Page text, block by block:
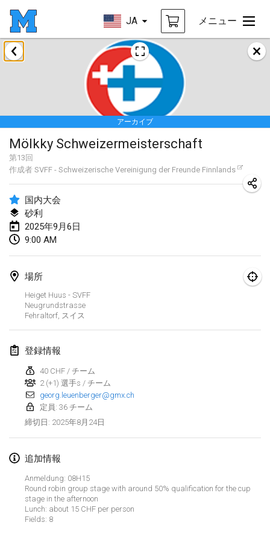
JA メニュー
リストを表示
アーカイブ
Mölkky Schweizermeisterschaft
第13回
作成者 SVFF - Schweizerische Vereinigung der Freunde Finnlands
国内大会
砂利
2025年9月6日
9:00 AM
場所
Heiget Huus - SVFF
Neugrundstrasse
Fehraltorf, スイス
登録情報
40 CHF / チーム
2 (+1) 選手s / チーム
georg.leuenberger@gmx.ch
定員: 36 チーム
締切日 : 2025年8月24日
追加情報
Anmeldung: 08H15
Round robin group stage with around 50% qualification for the cup
stage in the afternoon
Lunch: about 15 CHF per person
Fields: 8
2025年1月
Tournoi Mixte ASPTTOM
2025年1月18日 フランス
Indoor Polish Open 2025 - Singles
2025年1月18日|ポーランド
Tournoi de St Max
2025年1月19日|フランス
Indoor Polish Open 2025 - Doubles
2025年1月19日
Tournoi de Mölkky - Lesfous Dubâtonvaigeois
2025年1月25日
2025年2月
US Mölkky Winter
2025年2月7日
Open des vendanges tardives
2025年2月8日 フランス
Indoor de la CASAS
SM HalliMölkky - Finnish Championship
2025年2月15日
Warm-up EM Indoor
2025年2月28日